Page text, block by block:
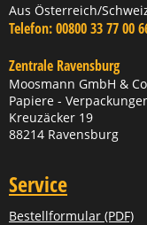
Aus Österreich/
Telefon:00800 33 77 00
Zentrale Ravensburg
Moosmann GmbH &
Papiere -
Kreuzäcker 19
88214 Ravensburg
Service
Bestellformular (PDF)